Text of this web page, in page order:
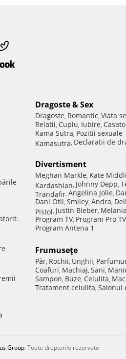
Dragoste & Sex
Dragoste, Romantic, Viata
Relatii, Cuplu, Iubire,
Kama Sutra, Pozitii sexuale
Kamasutra, Declaratii de
Divertisment
Meghan Markle, Kate
Kardashian, Johnny Depp,
Trandafir, Angelina Jolie,
Dani Otil, Smiley, Andra,
Pistol, Justin Bieber,
Program TV, Program Pro TV
Program Antena 1
Frumuseţe
Păr, Rochii, Unghii,
Coafuri, Machiaj, Sani,
Sampon, Buze, Celulita,
Tratament celulita, Salonul
Group. Toate drepturile rezervate